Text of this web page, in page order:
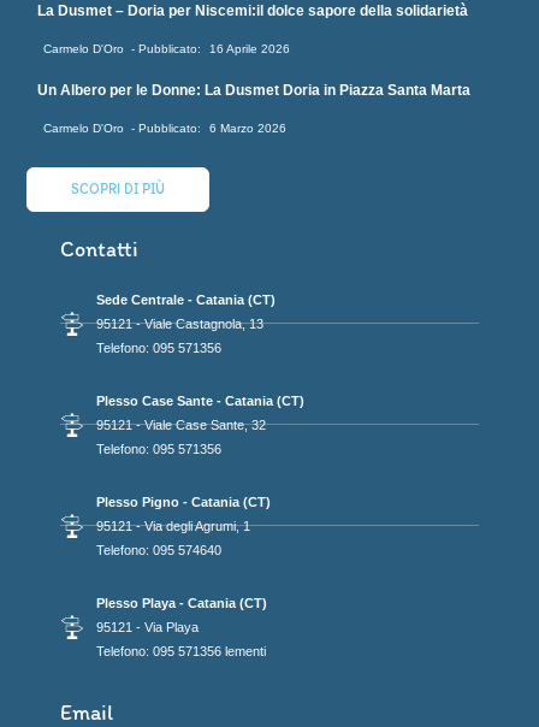
La Dusmet – Doria per Niscemi:il dolce sapore della solidarietà
Carmelo D'Oro 16 Aprile 2026
Un Albero per le Donne: La Dusmet Doria in Piazza Santa Marta
Carmelo D'Oro 6 Marzo 2026
SCOPRI DI PIÙ
Contatti
Sede Centrale - Catania (CT)
95121 - Viale Castagnola, 13
Telefono: 095 571356
Plesso Case Sante - Catania (CT)
95121 - Viale Case Sante, 32
Telefono: 095 571356
Plesso Pigno - Catania (CT)
95121 - Via degli Agrumi, 1
Telefono: 095 574640
Plesso Playa - Catania (CT)
95121 - Via Playa
Telefono: 095 571356 lementi
Email